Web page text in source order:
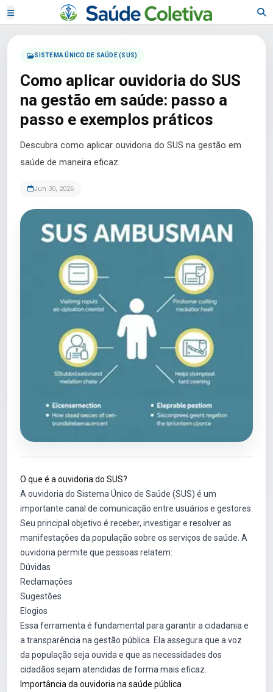
SISTEMA ÚNICO DE SAÚDE (SUS)
Como aplicar ouvidoria do SUS
na gestão em saúde: passo a
passo e exemplos práticos
Descubra como aplicar ouvidoria do SUS na gestão em
saúde de maneira eficaz.
Jun 30, 2026
O que é a ouvidoria do SUS?
A ouvidoria do Sistema Único de Saúde (SUS) é um
importante canal de comunicação entre usuários e gestores.
Seu principal objetivo é receber, investigar e resolver as
manifestações da população sobre os serviços de saúde. A
ouvidoria permite que pessoas relatem:
Dúvidas
Reclamações
Sugestões
Elogios
Essa ferramenta é fundamental para garantir a cidadania e
a transparência na gestão pública. Ela assegura que a voz
da população seja ouvida e que as necessidades dos
cidadãos sejam atendidas de forma mais eficaz.
Importância da ouvidoria na saúde pública